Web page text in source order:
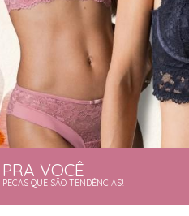
PRA VOCÊ
PEÇAS QUE SÃO TENDÊNCIAS!